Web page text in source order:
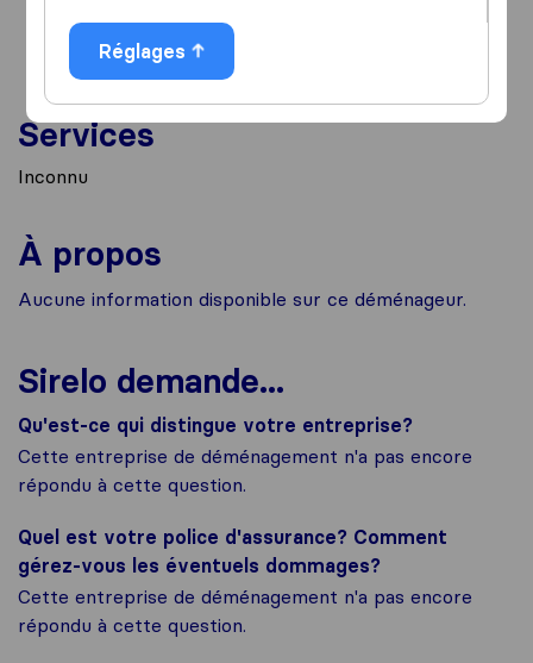
Services
Inconnu
À propos
Aucune information disponible sur ce déménageur.
Sirelo demande...
Qu'est-ce qui distingue votre entreprise?
Cette entreprise de déménagement n'a pas encore
répondu à cette question.
Quel est votre police d'assurance? Comment
gérez-vous les éventuels dommages?
Cette entreprise de déménagement n'a pas encore
répondu à cette question.
Réglages